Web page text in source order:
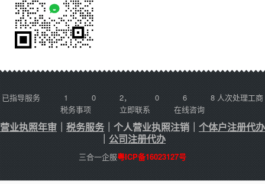
已指导服务 1 0 2， 0 6 8 人次处理工商
税务事项立即联系 在线咨询
营业执照年审 ｜税务服务｜个人营业执照注销 ｜个体户注册代办
｜公司注册代办
三合一企服粤ICP备16023127号